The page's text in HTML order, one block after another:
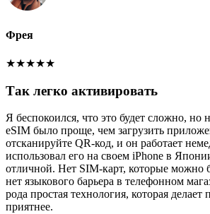
Фрея
★★★★★
Так легко активировать
Я беспокоился, что это будет сложно, но
eSIM было проще, чем загрузить
отсканируйте QR-код, и он работает
использовал его на своем iPhone в
отличной. Нет SIM-карт, которые можно
нет языкового барьера в телефонном
рода простая технология, которая
приятнее.